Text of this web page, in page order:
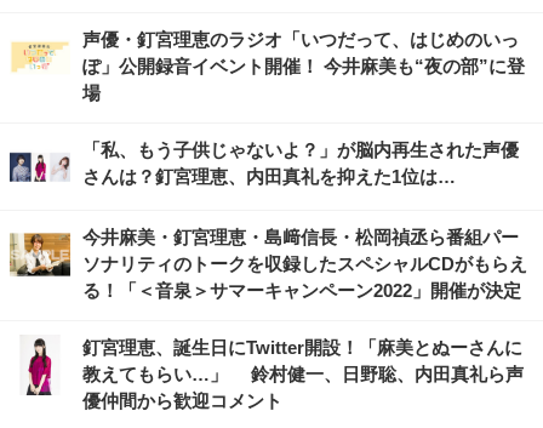
声優・釘宮理恵のラジオ「いつだって、はじめのいっ
ぽ」公開録音イベント開催！ 今井麻美も“夜の部”に登
場
「私、もう子供じゃないよ？」が脳内再生された声優
さんは？釘宮理恵、内田真礼を抑えた1位は…
今井麻美・釘宮理恵・島﨑信長・松岡禎丞ら番組パー
ソナリティのトークを収録したスペシャルCDがもらえ
る！「＜音泉＞サマーキャンペーン2022」開催が決定
釘宮理恵、誕生日にTwitter開設！「麻美とぬーさんに
教えてもらい…」 鈴村健一、日野聡、内田真礼ら声
優仲間から歓迎コメント